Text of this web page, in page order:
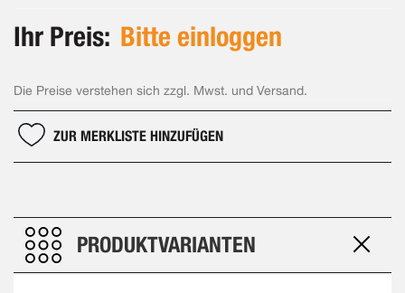
Ihr Preis: Bitte einloggen
Die Preise verstehen sich zzgl. Mwst. und Versand.
ZUR MERKLISTE HINZUFÜGEN
PRODUKTVARIANTEN